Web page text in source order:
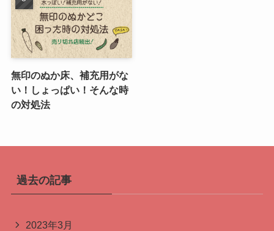
無印のぬか床、補充用がな
い！しょっぱい！そんな時
の対処法
過去の記事
2023年3月